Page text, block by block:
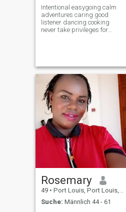
Intentional easygoing calm
adventures caring good
listener dancing cooking
never take privileges for
things is one of the things I
enjoy passiona
Rosemary
49 • Port Louis, Port Louis, Mauritius
Suche: Männlich 44 - 61